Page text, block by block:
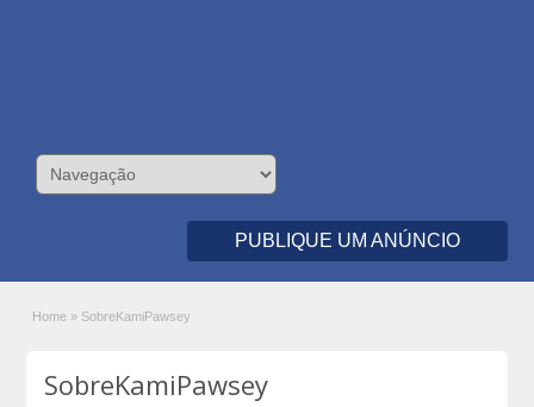
PUBLIQUE UM ANÚNCIO
Home » SobreKamiPawsey
SobreKamiPawsey